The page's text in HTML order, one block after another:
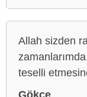
Allah sizden
teselli
Gökçe